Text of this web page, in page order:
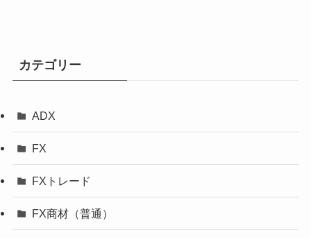
カテゴリー
ADX
FX
FXトレード
FX商材（普通）